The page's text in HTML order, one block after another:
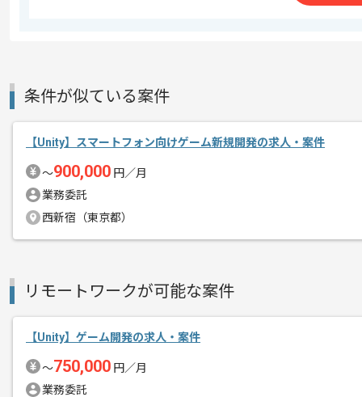
募集人数
エージェントからのコ
メント
Unityを用いたクライアントエンジニア
基本的にはリモートでの作業を見込んで
条件が似ている案件
【Unity】スマートフォン向けゲーム新規開発の求人・案件
〜900,000 円／月
業務委託
西新宿（東京都）
リモートワークが可能な案件
【Unity】ゲーム開発の求人・案件
〜750,000 円／月
業務委託